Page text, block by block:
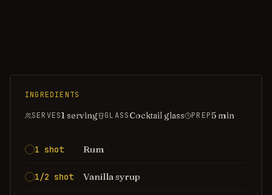
INGREDIENTS
SERVES1 serving GLASSCocktail glass PREP5 min
1 shot Rum
1/2 shot Vanilla syrup